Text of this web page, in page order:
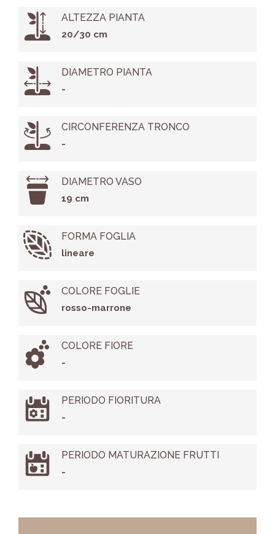
ALTEZZA PIANTA
20/30 cm
DIAMETRO PIANTA
-
CIRCONFERENZA TRONCO
-
DIAMETRO VASO
19 cm
FORMA FOGLIA
lineare
COLORE FOGLIE
rosso-marrone
COLORE FIORE
-
PERIODO FIORITURA
-
PERIODO MATURAZIONE FRUTTI
-